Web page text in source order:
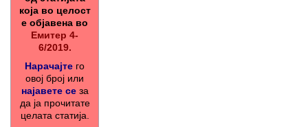
која во целост
е објавена во
Емитер 4-
6/2019.
Нарачајте го
овој број или
најавете сеза
да ја прочитате
целата статија.